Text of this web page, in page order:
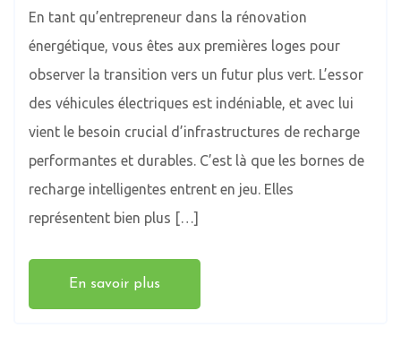
En tant qu’entrepreneur dans la rénovation
énergétique, vous êtes aux premières loges pour
observer la transition vers un futur plus vert. L’essor
des véhicules électriques est indéniable, et avec lui
vient le besoin crucial d’infrastructures de recharge
performantes et durables. C’est là que les bornes de
recharge intelligentes entrent en jeu. Elles
représentent bien plus […]
En savoir plus